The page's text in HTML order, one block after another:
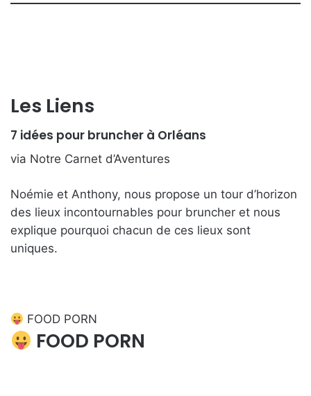
Les Liens
7 idées pour bruncher à Orléans
via Notre Carnet d’Aventures
Noémie et Anthony, nous propose un tour d’horizon
des lieux incontournables pour bruncher et nous
explique pourquoi chacun de ces lieux sont
uniques.
FOOD PORN
FOOD PORN